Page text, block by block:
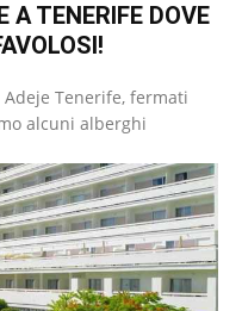
A TENERIFE DOVE
Tenerife, fermati
alcuni alberghi